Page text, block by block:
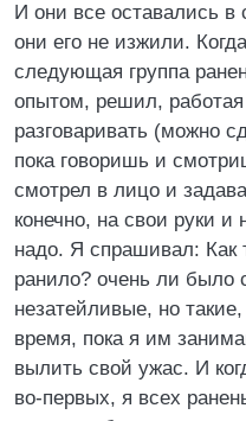
И они все оставались в
они его не изжили.
следующая группа
опытом, решил,
разговаривать (можно
пока говоришь и
смотрел в лицо и
конечно, на свои руки и
надо. Я спрашивал: Как
ранило? очень ли было
незатейливые, но
время, пока я им
вылить свой ужас. И
во-первых, я всех